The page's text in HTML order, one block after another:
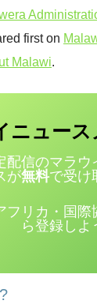
first on
Malawi.
ニュース
配信のマラ
が無料で受け
フリカ・国際
ら登録しよ